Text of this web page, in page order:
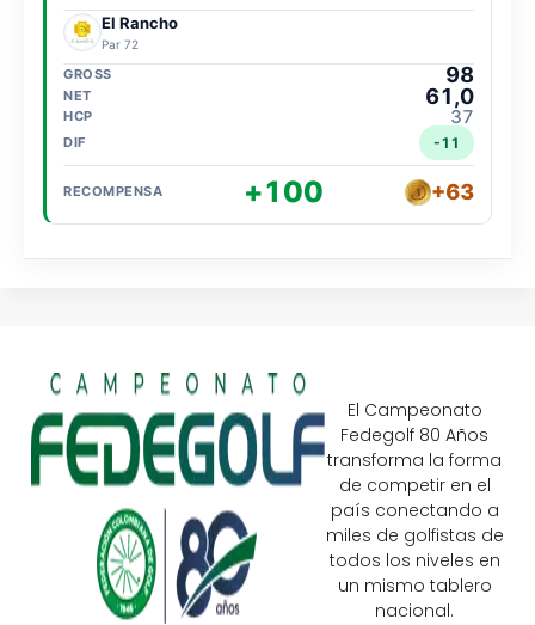
El Rancho
Par 72
98
61,0
37
-11
+100 +63
El Campeonato
Fedegolf 80 Años
transforma la forma
de competir en el
país conectando a
miles de golfistas de
todos los niveles en
un mismo tablero
nacional.